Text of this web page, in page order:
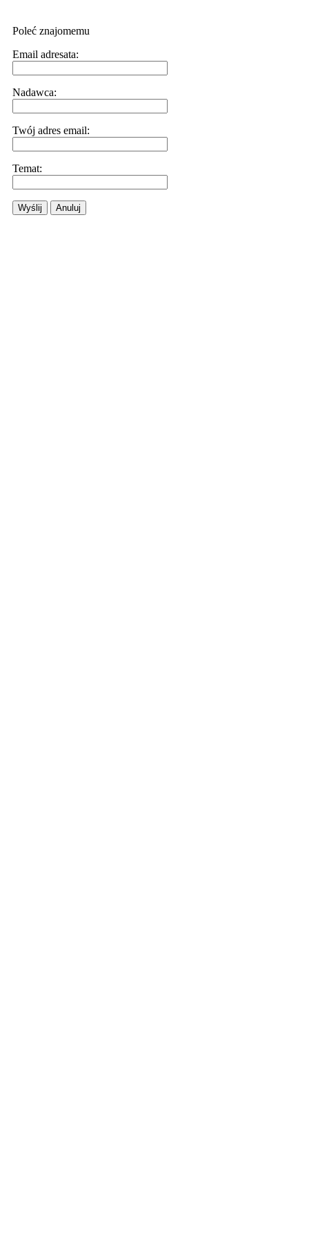
Poleć znajomemu
Email adresata:
Nadawca:
Twój adres email:
Temat:
Wyślij Anuluj